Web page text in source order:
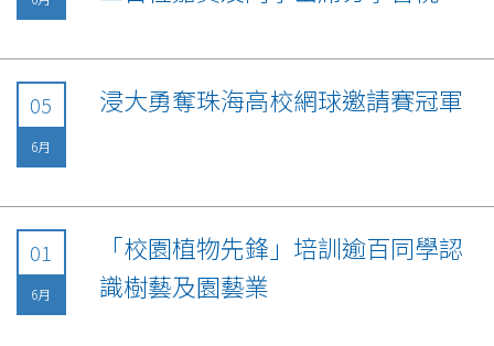
05
6月
浸大勇奪珠海高校網球邀請賽冠軍
01
6月
「校園植物先鋒」培訓逾百同學認
識樹藝及園藝業